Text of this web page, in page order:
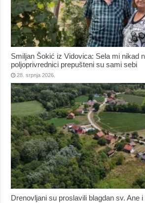
Smiljan Šokić iz Vidovica: Sela mi nikad
poljoprivrednici prepušteni su sami sebi
28. srpnja 2026.
Drenovljani su proslavili blagdan sv. Ane